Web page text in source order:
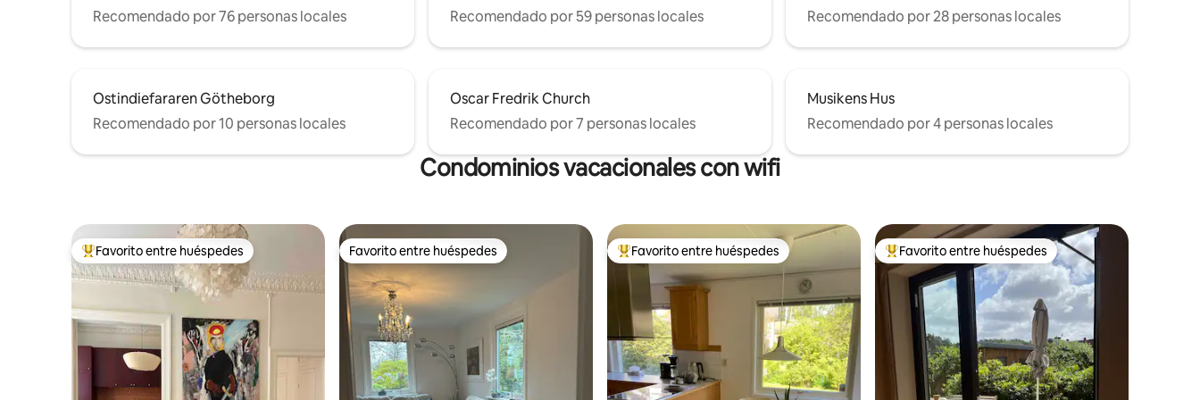
Recomendado por 76 personas locales
Recomendado por 59 personas locales
Recomendado por 28 personas locales
Ostindiefararen Götheborg
Recomendado por 10 personas locales
Oscar Fredrik Church
Recomendado por 7 personas locales
Musikens Hus
Recomendado por 4 personas locales
Condominios vacacionales con wifi
Favorito entre huéspedes preferido
Favorito entre huéspedes Favorito entre huéspedes
Favorito entre huéspedes Favorito entre huéspedes preferido
Favorito entre huéspedes Favorito entre huéspedes preferido
Favorito entre huéspedes